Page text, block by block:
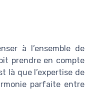
à l’ensemble de
prendre en compte
là que l’expertise de
parfaite entre